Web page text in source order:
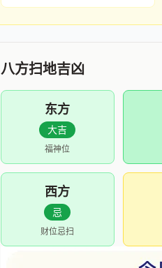
八方扫地吉凶
东方
大吉
福神位
西方
忌
财位忌扫